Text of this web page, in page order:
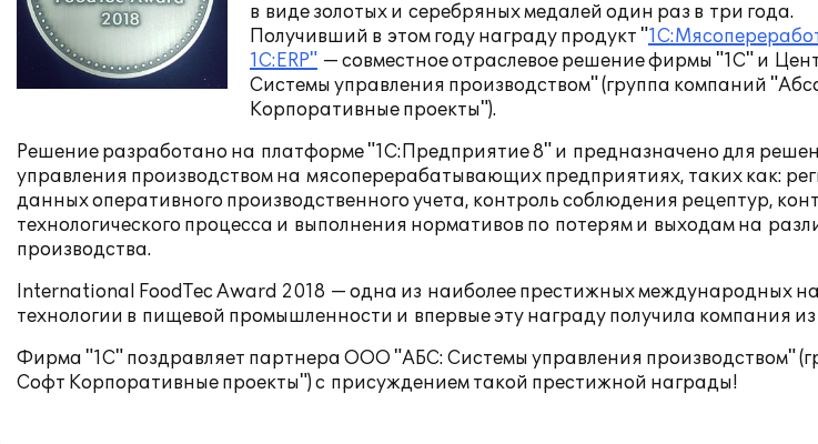
в виде золотых и серебряных медалей один раз в три года.
Получивший в этом году награду продукт "
1С:ERP" — совместное отраслевое решение фирмы "1С" и
Системы управления производством" (группа компаний
Корпоративные проекты").
Решение разработано на платформе "1С:Предприятие 8" и предназначено для
управления производством на мясоперерабатывающих предприятиях, таких как:
данных оперативного производственного учета, контроль соблюдения рецептур,
технологического процесса и выполнения нормативов по потерям и выходам на
производства.
International FoodTec Award 2018 — одна из наиболее престижных международных
технологии в пищевой промышленности и впервые эту награду получила компания из
Фирма "1С" поздравляет партнера ООО "АБС: Системы управления производством"
Софт Корпоративные проекты") с присуждением такой престижной награды!